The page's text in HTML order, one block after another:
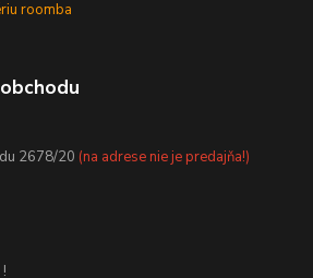
roomba
2678/20 (na adrese nie je predajňa!)